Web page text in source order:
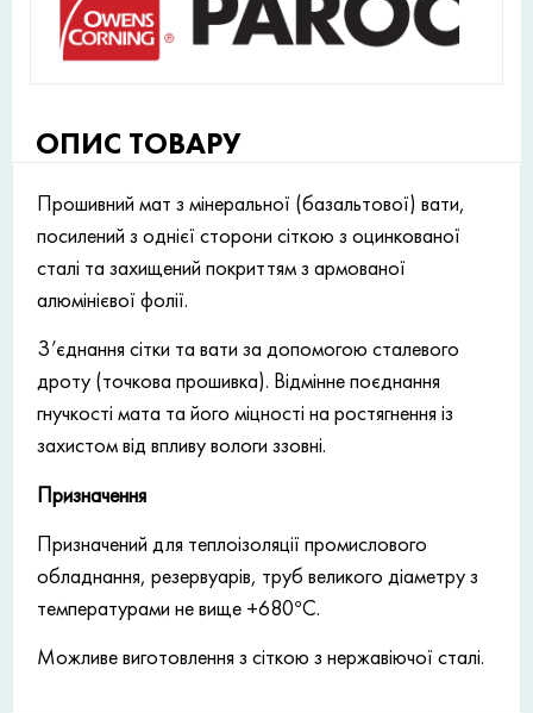
ОПИС ТОВАРУ
Прошивний мат з мінеральної (базальтової) вати,
посилений з однієї сторони сіткою з оцинкованої
сталі та захищений покриттям з армованої
алюмінієвої фолії.
З’єднання сітки та вати за допомогою сталевого
дроту (точкова прошивка). Відмінне поєднання
гнучкості мата та його міцності на ростягнення із
захистом від впливу вологи ззовні.
Призначення
Призначений для теплоізоляції промислового
обладнання, резервуарів, труб великого діаметру з
температурами не вище +680°С.
Можливе виготовлення з сіткою з нержавіючої сталі.